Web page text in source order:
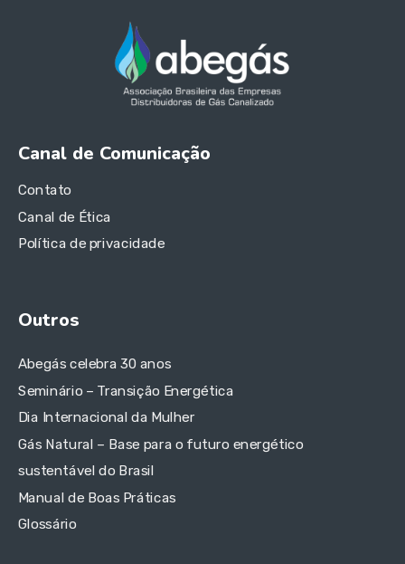
Canal de Comunicação
Contato
Canal de Ética
Política de privacidade
Outros
Abegás celebra 30 anos
Seminário – Transição Energética
Dia Internacional da Mulher
Gás Natural – Base para o futuro energético
sustentável do Brasil
Manual de Boas Práticas
Glossário